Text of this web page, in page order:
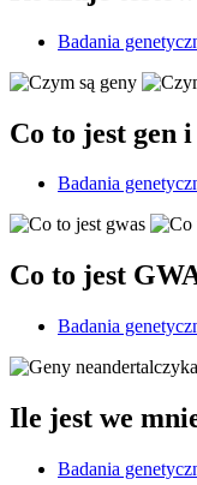
Badania
Co to jest gen
Badania
Co to jest
Badania
Ile jest we
Badania